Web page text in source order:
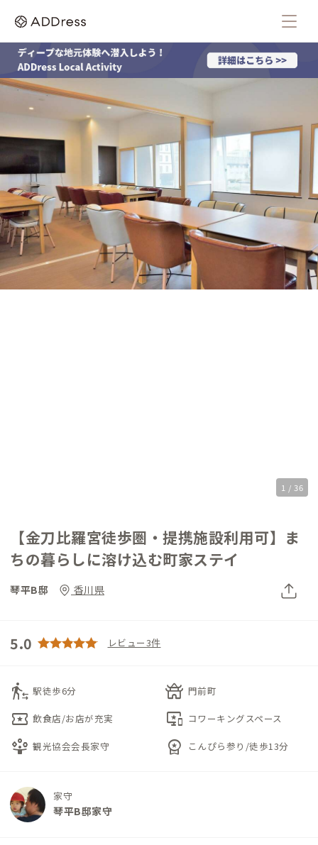
1 / 36
【金刀比羅宮徒歩圏・提携施設利用可】ま
ちの暮らしに溶け込む町家ステイ
琴平B邸 香川県
5.0 レビュー3件
transfer_within_a_station 駅徒歩6分 temple_buddhist 門前町
local_activity 飲食店/お店が充実 important_devices コワーキングスペース
person_play 観光協会会長家守 workspace_premium こんぴら参り/徒歩13分
家守
琴平B邸家守